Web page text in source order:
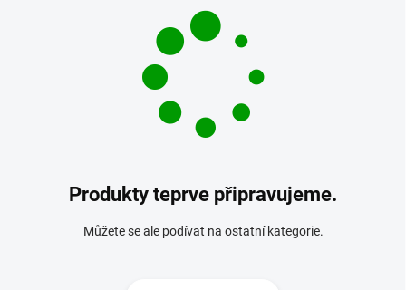
Produkty teprve připravujeme.
Můžete se ale podívat na ostatní kategorie.